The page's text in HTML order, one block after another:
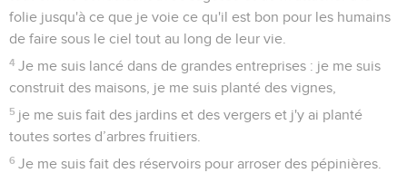
folie jusqu'à ce que je voie ce qu'il est bon pour les humains
de faire sous le ciel tout au long de leur vie.
4 Je me suis lancé dans de grandes entreprises : je me suis
construit des maisons, je me suis planté des vignes,
5 je me suis fait des jardins et des vergers et j'y ai planté
toutes sortes d’arbres fruitiers.
6 Je me suis fait des réservoirs pour arroser des pépinières.